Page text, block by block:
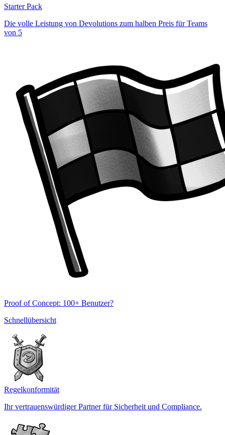
Starter Pack
Die volle Leistung von Devolutions zum halben Preis für Teams
von 5
Proof of Concept: 100+ Benutzer?
Schnellübersicht
Regelkonformität
Ihr vertrauenswürdiger Partner für Sicherheit und Compliance.